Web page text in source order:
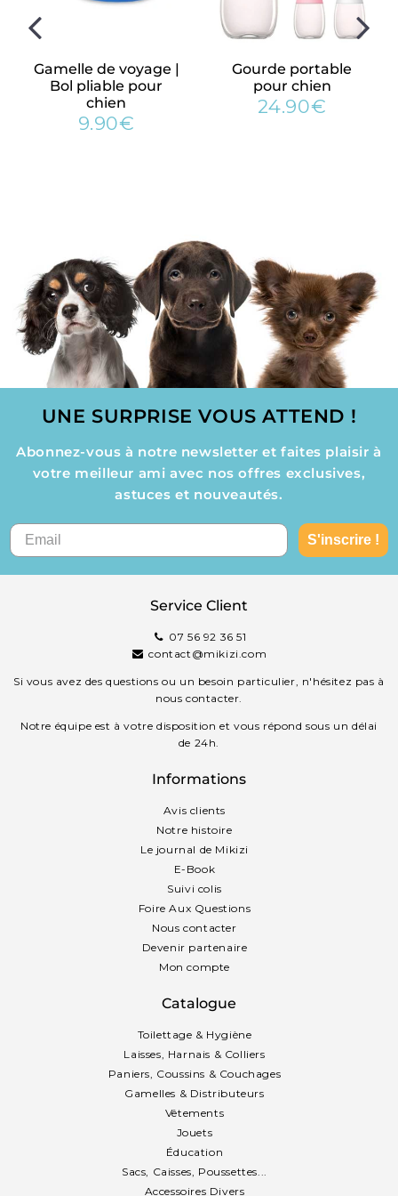
Gamelle de voyage |
Bol pliable pour
chien
Prix
9.90€
Gourde portable
pour chien
Prix
24.90€
UNE SURPRISE VOUS ATTEND !
Abonnez-vous à notre newsletter et faites plaisir à
votre meilleur ami avec nos offres exclusives,
astuces et nouveautés.
S'inscrire !
Service Client
07 56 92 36 51
contact@mikizi.com
Si vous avez des questions ou un besoin particulier, n'hésitez pas à
nous contacter.
Notre équipe est à votre disposition et vous répond sous un délai
de 24h.
Informations
Avis clients
Notre histoire
Le journal de Mikizi
E-Book
Suivi colis
Foire Aux Questions
Nous contacter
Devenir partenaire
Mon compte
Catalogue
Toilettage & Hygiène
Laisses, Harnais & Colliers
Paniers, Coussins & Couchages
Gamelles & Distributeurs
Vêtements
Jouets
Éducation
Sacs, Caisses, Poussettes...
Accessoires Divers